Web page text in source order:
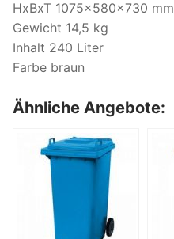
HxBxT 1075x580x730 mm
Gewicht 14,5 kg
Inhalt 240 Liter
Farbe braun
Ähnliche Angebote: